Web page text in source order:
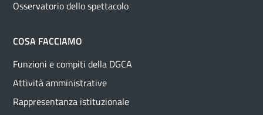
Osservatorio dello spettacolo
COSA FACCIAMO
Funzioni e compiti della DGCA
Attività amministrative
Rappresentanza istituzionale